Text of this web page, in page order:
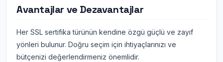
Avantajlar ve Dezavantajlar
Her SSL sertifika türünün kendine özgü güçlü ve zayıf
yönleri bulunur. Doğru seçim için ihtiyaçlarınızı ve
bütçenizi değerlendirmeniz önemlidir.